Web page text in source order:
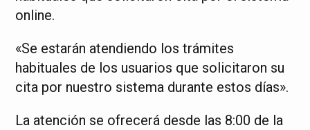
online.
«Se estarán atendiendo los trámites
habituales de los usuarios que solicitaron su
cita por nuestro sistema durante estos días».
La atención se ofrecerá desde las 8:00 de la